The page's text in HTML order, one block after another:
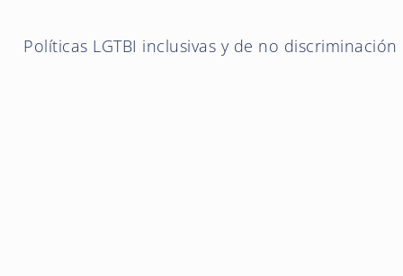
Políticas LGTBI inclusivas y de no discriminación